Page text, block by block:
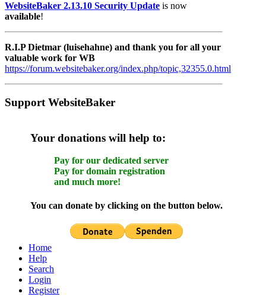
WebsiteBaker 2.13.10 Security Update is now
available!
R.I.P Dietmar (luisehahne) and thank you for all your
valuable work for WB
https://forum.websitebaker.org/index.php/topic,32355.0.html
Support WebsiteBaker
Your donations will help to:
Pay for our dedicated server
Pay for domain registration
and much more!
You can donate by clicking on the button below.
Home
Help
Search
Login
Register